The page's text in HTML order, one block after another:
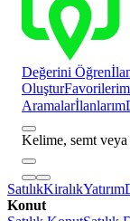
Değerini Öğren
OluşturFavorilerim
Aramalarİlanlarım
Kelime, semt
SatılıkKiralıkYatırım
Konut